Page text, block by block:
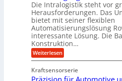
i
m
V
e
r
g
l
K
u
g
e
l
g
e
w
t
U
m
s
a
t
z
u
n
e
n
a
u
c
h
i
n
Z
e
Die Intralogistik steht vor
Herausforderungen. Das
bietet mit seiner flexiblen
Automatisierungslösung
interessante Lösung. Die
Konstruktion…
Weiterlesen:
Z
h
n
Kraftsensorserie